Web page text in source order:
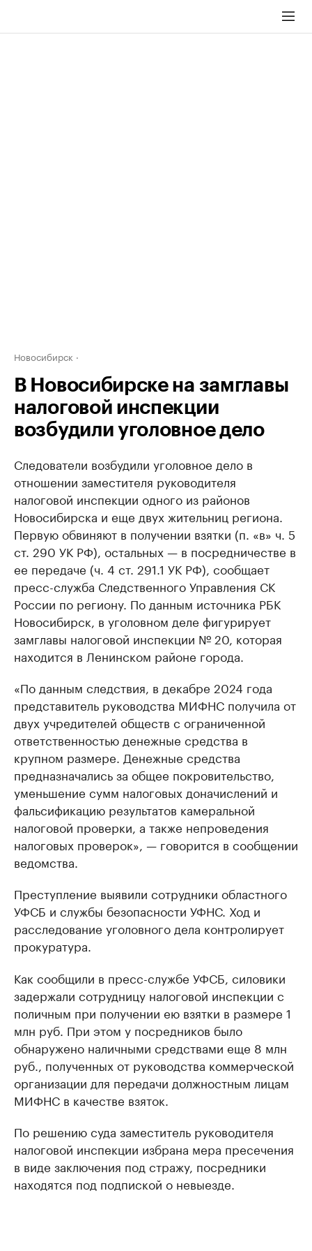
Новосибирск
В Новосибирске на замглавы
налоговой инспекции
возбудили уголовное дело
Следователи возбудили уголовное дело в
отношении заместителя руководителя
налоговой инспекции одного из районов
Новосибирска и еще двух жительниц региона.
Первую обвиняют в получении взятки (п. «в» ч. 5
ст. 290 УК РФ), остальных — в посредничестве в
ее передаче (ч. 4 ст. 291.1 УК РФ), сообщает
пресс-служба Следственного Управления СК
России по региону. По данным источника РБК
Новосибирск, в уголовном деле фигурирует
замглавы налоговой инспекции № 20, которая
находится в Ленинском районе города.
«По данным следствия, в декабре 2024 года
представитель руководства МИФНС получила от
двух учредителей обществ с ограниченной
ответственностью денежные средства в
крупном размере. Денежные средства
предназначались за общее покровительство,
уменьшение сумм налоговых доначислений и
фальсификацию результатов камеральной
налоговой проверки, а также непроведения
налоговых проверок», — говорится в сообщении
ведомства.
Преступление выявили сотрудники областного
УФСБ и службы безопасности УФНС. Ход и
расследование уголовного дела контролирует
прокуратура.
Как сообщили в пресс-службе УФСБ, силовики
задержали сотрудницу налоговой инспекции с
поличным при получении ею взятки в размере 1
млн руб. При этом у посредников было
обнаружено наличными средствами еще 8 млн
руб., полученных от руководства коммерческой
организации для передачи должностным лицам
МИФНС в качестве взяток.
По решению суда заместитель руководителя
налоговой инспекции избрана мера пресечения
в виде заключения под стражу, посредники
находятся под подпиской о невыезде.